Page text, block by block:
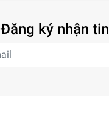
Đăng ký nhận tin